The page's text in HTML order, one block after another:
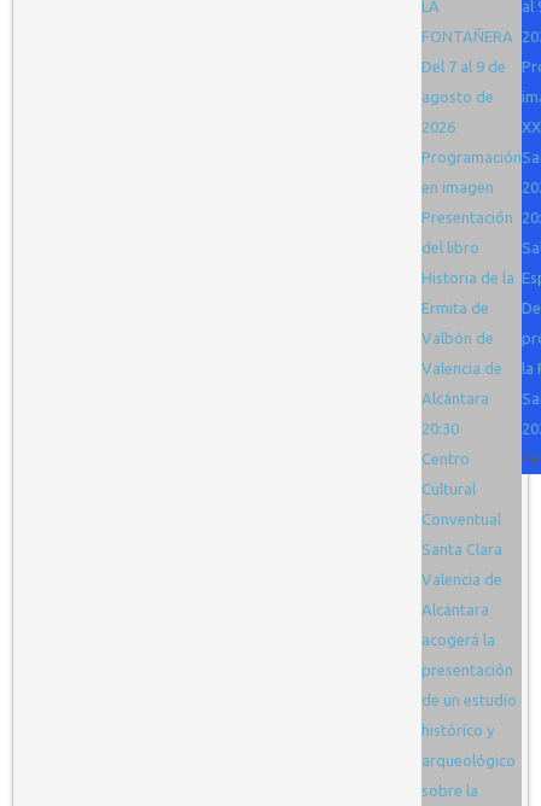
LA
FONTAÑERA
Del 7 al 9 de
agosto de
2026
Programación
en imagen
Presentación
del libro
Historia de la
Ermita de
Valbón de
Valencia de
Alcántara
20:30
Centro
Cultural
Conventual
Santa Clara
Valencia de
Alcántara
acogerá la
presentación
de un estudio
histórico y
arqueológico
sobre la
al
la